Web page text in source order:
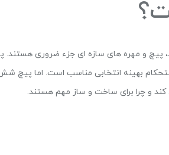
و استحکام بهینه انتخابی مناسب است. اما
و چرا برای ساخت و ساز مهم هستند.